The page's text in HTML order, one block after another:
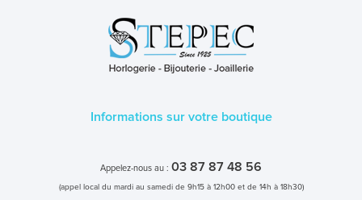
Informations sur votre boutique
Appelez-nous au : 03 87 87 48 56
(appel local du mardi au samedi de 9h15 à 12h00 et de 14h à 18h30)